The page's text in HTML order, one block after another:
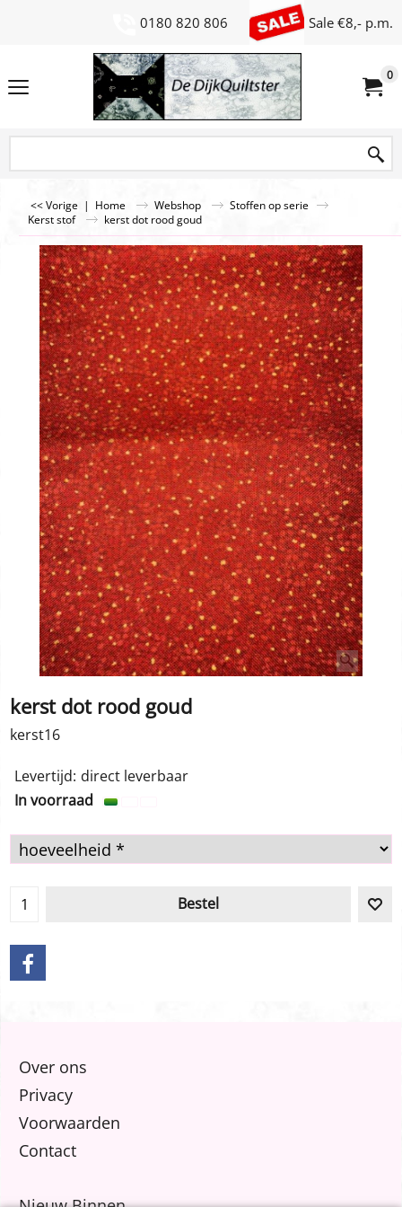
0180 820 806 Sale €8,- p.m.
0
<< Vorige | Home Webshop
Stoffen op serie
Kerst stof
kerst dot rood goud
kerst dot rood goud
kerst16
Levertijd: direct leverbaar
In voorraad
Bestel
Over ons
Privacy
Voorwaarden
Contact